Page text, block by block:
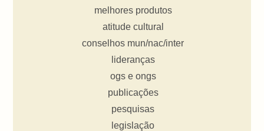
melhores produtos
atitude cultural
conselhos mun/nac/inter
lideranças
ogs e ongs
publicações
pesquisas
legislação